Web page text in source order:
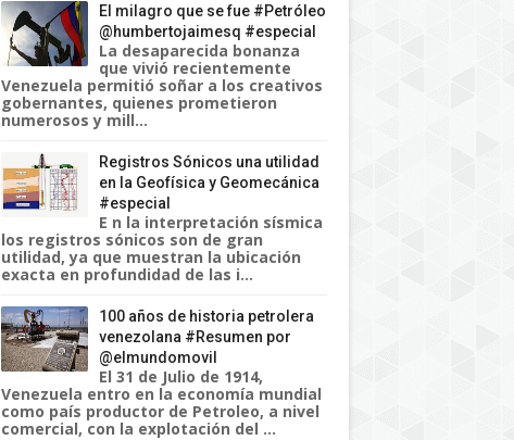
El milagro que se fue #Petróleo
@humbertojaimesq #especial
La desaparecida bonanza
que vivió recientemente
Venezuela permitió soñar a los creativos
gobernantes, quienes prometieron
numerosos y mill...
Registros Sónicos una utilidad
en la Geofísica y Geomecánica
#especial
E n la interpretación sísmica
los registros sónicos son de gran
utilidad, ya que muestran la ubicación
exacta en profundidad de las i...
100 años de historia petrolera
venezolana #Resumen por
@elmundomovil
El 31 de Julio de 1914,
Venezuela entro en la economía mundial
como país productor de Petroleo, a nivel
comercial, con la explotación del ...